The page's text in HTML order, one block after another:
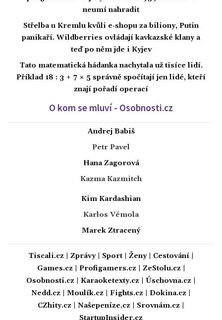
neumí nahradit
Střelba u Kremlu kvůli e-shopu za biliony, Putin
panikaří. Wildberries ovládají kavkazské klany a
teď po něm jde i Kyjev
Tato matematická hádanka nachytala už tisíce lidí.
Příklad 18 : 3 + 7 × 5 správně spočítají jen lidé, kteří
znají pořadí operací
O kom se mluví - Osobnosti.cz
Andrej Babiš
Petr Pavel
Hana Zagorová
Kazma Kazmitch
Kim Kardashian
Karlos Vémola
Marek Ztracený
Tiscali.cz Zprávy| Sport| Ženy| Cestování|
Games.cz
Profigamers.cz ZeStolu.cz
Osobnosti.cz
Karaoketexty.cz Úschovna.cz
Nedd.cz
Moulík.cz Fights.cz Dokina.cz
CZhity.cz
Našepeníze.cz Srovnám.cz
StartupInsider.cz